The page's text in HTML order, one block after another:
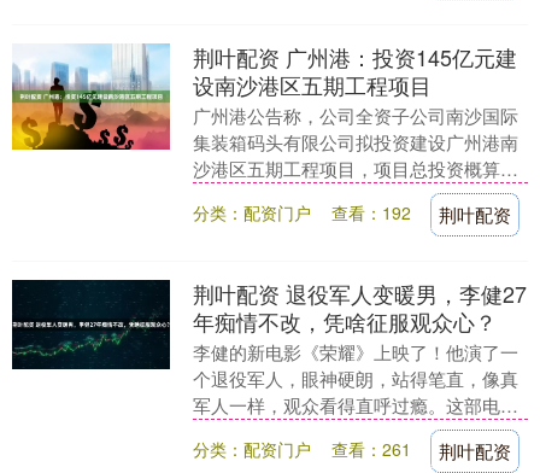
荆叶配资 广州港：投资145亿元建
设南沙港区五期工程项目
广州港公告称，公司全资子公司南沙国际
集装箱码头有限公司拟投资建设广州港南
沙港区五期工程项目，项目总投资概算
145亿元，最终投资金额将以实际执行情
况为准。为满足建....
分类：配资门户 查看：192 荆叶配资
荆叶配资 退役军人变暖男，李健27
年痴情不改，凭啥征服观众心？
李健的新电影《荣耀》上映了！他演了一
个退役军人，眼神硬朗，站得笔直，像真
军人一样，观众看得直呼过瘾。这部电影
讲的是退役军人创业的故事，贴近生活又
励志，难怪一上映....
分类：配资门户 查看：261 荆叶配资